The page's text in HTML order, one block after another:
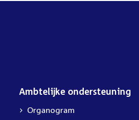
Ambtelijke ondersteuning
Organogram